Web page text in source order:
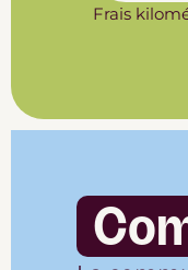
Frais